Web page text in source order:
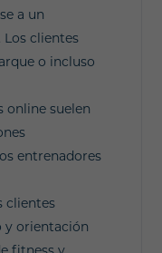
a un
clientes
o incluso
online suelen
entrenadores
clientes
y orientación